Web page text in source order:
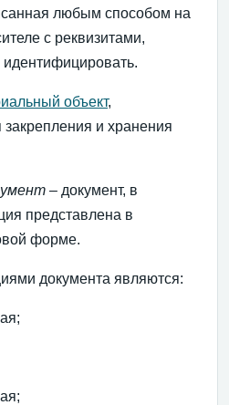
любым способом на
с реквизитами,
объект,
и хранения
– документ, в
представлена в
форме.
документа являются: